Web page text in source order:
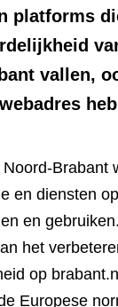
platforms
vallen,
Brabant
en diensten
en
het
op
Europese